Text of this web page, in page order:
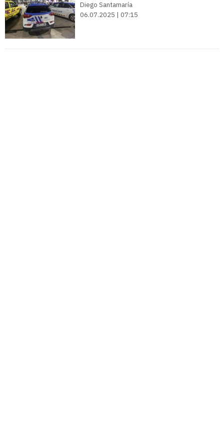
Diego Santamaría
06.07.2025 | 07:15